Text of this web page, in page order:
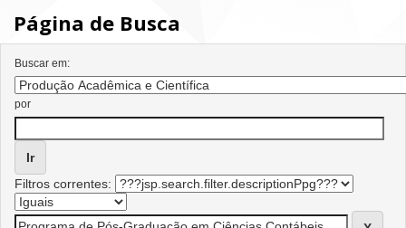
Página de Busca
Buscar em:
por
Filtros correntes: